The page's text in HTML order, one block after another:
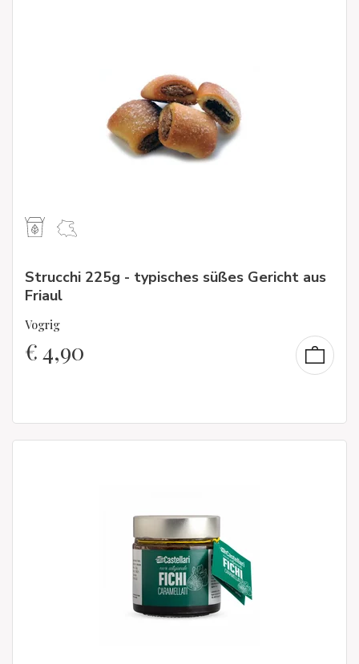
Strucchi 225g - typisches süßes Gericht aus
Friaul
Vogrig
€4,90